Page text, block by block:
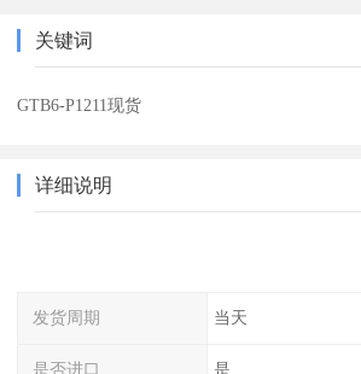
关键词
GTB6-P1211现货
详细说明
发货周期 当天
是否进口 是